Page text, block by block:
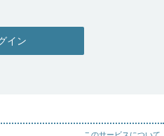
イン